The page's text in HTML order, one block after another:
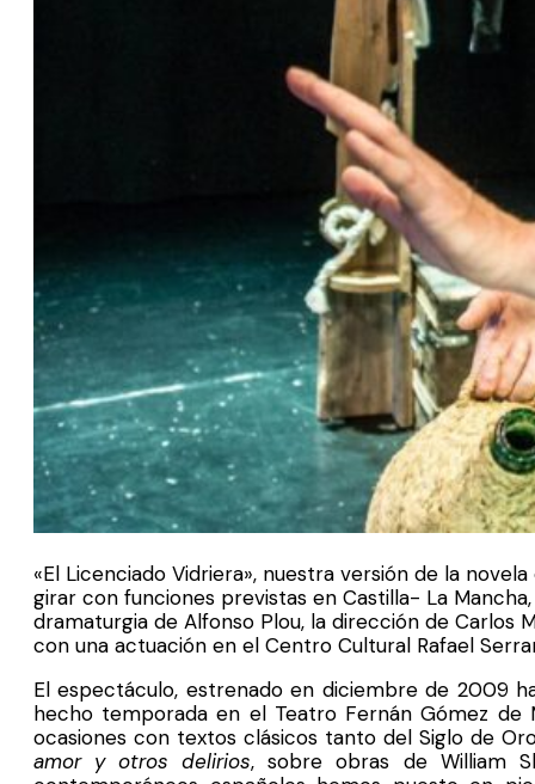
«El Licenciado Vidriera», nuestra versión de la
girar con funciones previstas en Castilla- La
dramaturgia de Alfonso Plou, la dirección de Carlos
con una actuación en el Centro Cultural Rafael
El espectáculo, estrenado en diciembre de 2009
hecho temporada en el Teatro Fernán Gómez
ocasiones con textos clásicos tanto del Siglo de
amor y otros delirios, sobre obras de William